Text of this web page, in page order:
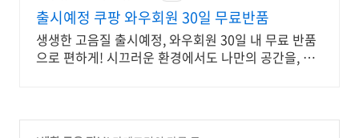
출시예정 쿠팡 와우회원 30일 무료반품
생생한 고음질 출시예정, 와우회원 30일 내 무료 반품
으로 편하게! 시끄러운 환경에서도 나만의 공간을, 로